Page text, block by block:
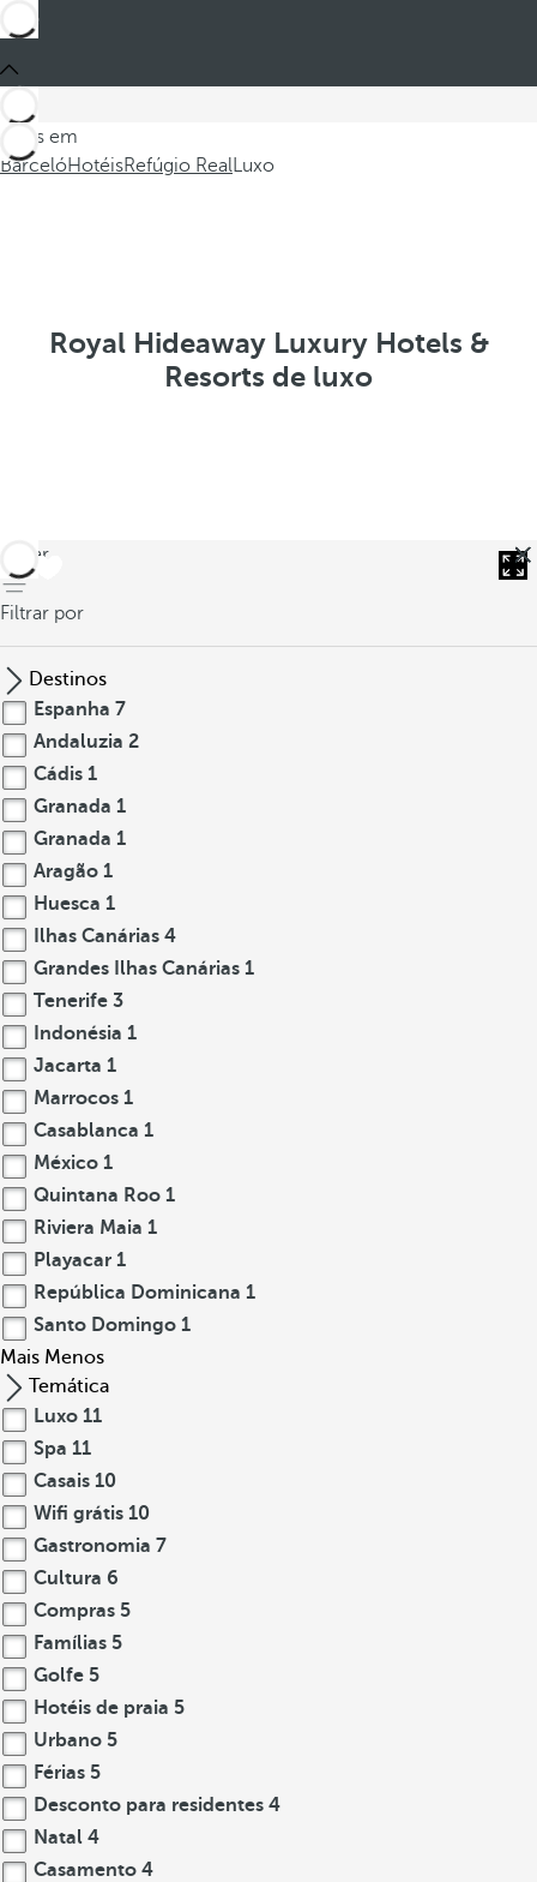
Estes em
BarcelóHotéisRefúgio RealLuxo
Royal Hideaway Luxury Hotels &
Resorts de luxo
voltar
Filtrar por
Destinos
Espanha 7
Andaluzia 2
Cádis 1
Granada 1
Granada 1
Aragão 1
Huesca 1
Ilhas Canárias 4
Grandes Ilhas Canárias 1
Tenerife 3
Indonésia 1
Jacarta 1
Marrocos 1
Casablanca 1
México 1
Quintana Roo 1
Riviera Maia 1
Playacar 1
República Dominicana 1
Santo Domingo 1
Mais Menos
Temática
Luxo 11
Spa 11
Casais 10
Wifi grátis 10
Gastronomia 7
Cultura 6
Compras 5
Famílias 5
Golfe 5
Hotéis de praia 5
Urbano 5
Férias 5
Desconto para residentes 4
Natal 4
Casamento 4